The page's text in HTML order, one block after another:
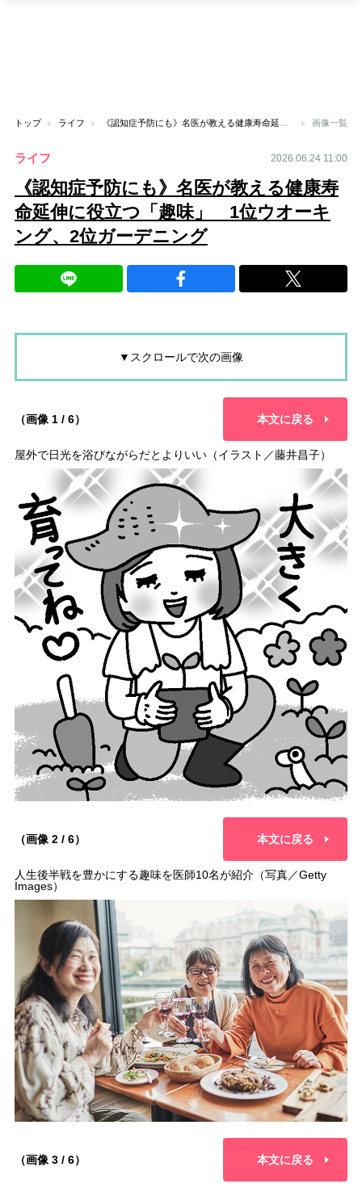
トップ ライフ 画像一覧
ライフ 2026.06.24 11:00
《認知症予防にも》名医が教える健康寿
命延伸に役立つ「趣味」 1位ウオーキ
ング、2位ガーデニング
▼スクロールで次の画像
（画像 1 / 6） 本文に戻る
屋外で日光を浴びながらだとよりいい（イラスト／藤井昌子）
（画像 2 / 6） 本文に戻る
人生後半戦を豊かにする趣味を医師10名が紹介（写真／Getty
Images）
（画像 3 / 6） 本文に戻る